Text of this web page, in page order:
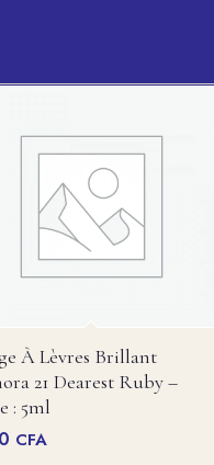
À Lèvres Brillant
21 Dearest Ruby –
: 5ml
CFA